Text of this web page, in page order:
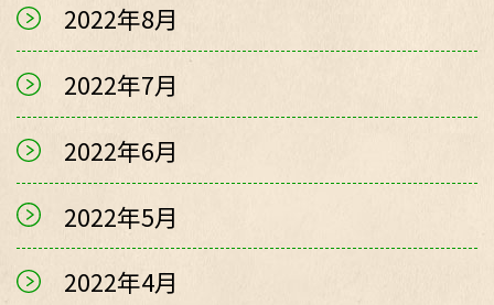
2022年8月
2022年7月
2022年6月
2022年5月
2022年4月